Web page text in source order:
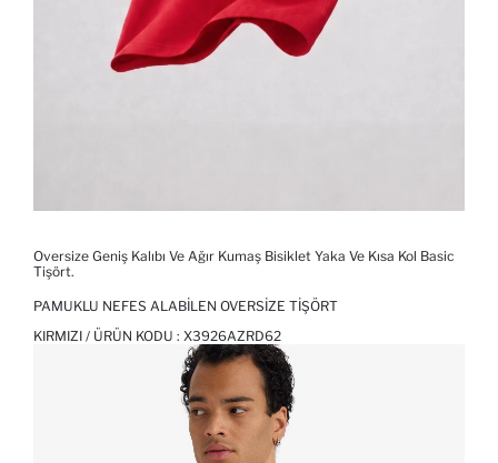
Oversize Geniş Kalıbı Ve Ağır Kumaş Bisiklet Yaka Ve Kısa Kol Basic
Tişört.
PAMUKLU NEFES ALABILEN OVERSIZE TIŞÖRT
KIRMIZI / ÜRÜN KODU : X3926AZRD62